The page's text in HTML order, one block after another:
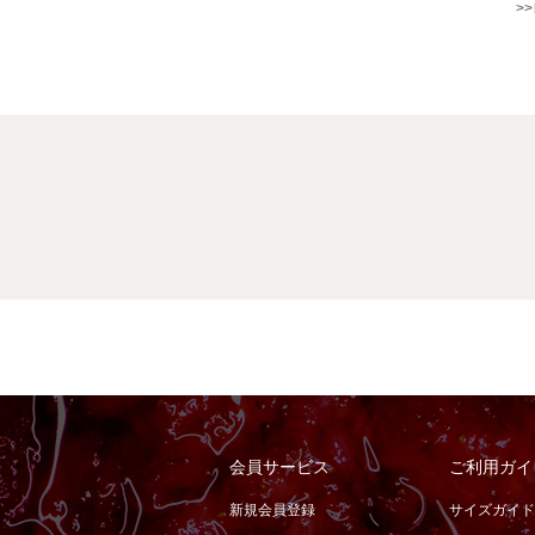
会員サービス
新規会員登録
ご利用ガ
サイズガイド